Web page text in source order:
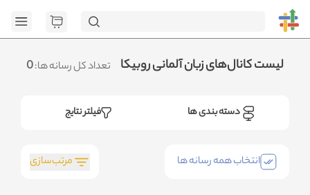
تعداد کل رسانه ها:0 لیست کانال‌های زبان آلمانی روبیکا
فیلتر نتایج دسته بندی ها
مرتب‌سازی انتخاب همه رسانه ها